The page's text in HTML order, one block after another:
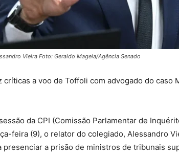
Vieira Foto: Geraldo Magela/Agência Senado
críticas a voo de Toffoli com advogado do caso
da CPI (Comissão Parlamentar de
feira (9), o relator do colegiado, Alessandro
presenciar a prisão de ministros de tribunais